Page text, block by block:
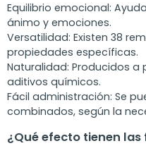
Equilibrio emocional:
ánimo y emociones.
Versatilidad: Existen 38
propiedades específicas.
Naturalidad: Producidos a
aditivos químicos.
Fácil administración: Se
combinados, según la
¿Qué efecto tienen las